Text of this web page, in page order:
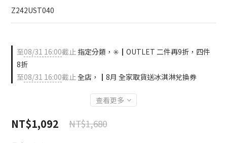
Z242UST040
至08/31 16:00截止 指定分類，✳️┃OUTLET 二件再9折，四件
8折
至08/31 16:00截止全店，┃8月 全家取貨送冰淇淋兌換券
查看更多
NT$1,092 NT$1,680